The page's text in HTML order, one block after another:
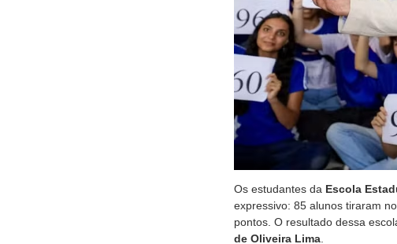
Os estudantes da Escola
expressivo: 85 alunos tiraram
pontos. O resultado dessa
de Oliveira Lima